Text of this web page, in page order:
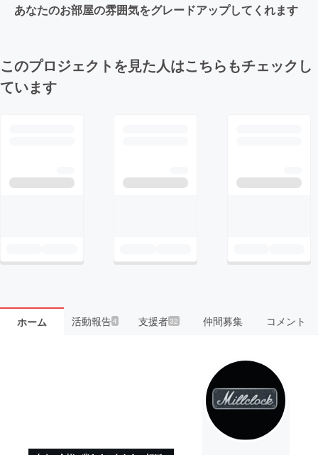
あなたのお部屋の雰囲気をグレードアップしてくれます
このプロジェクトを見た人はこちらもチェックし
ています
ホーム 活動報告4 支援者32 仲間募集 コメント